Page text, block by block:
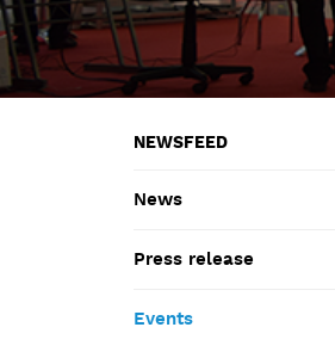
NEWSFEED
News
Press release
Events